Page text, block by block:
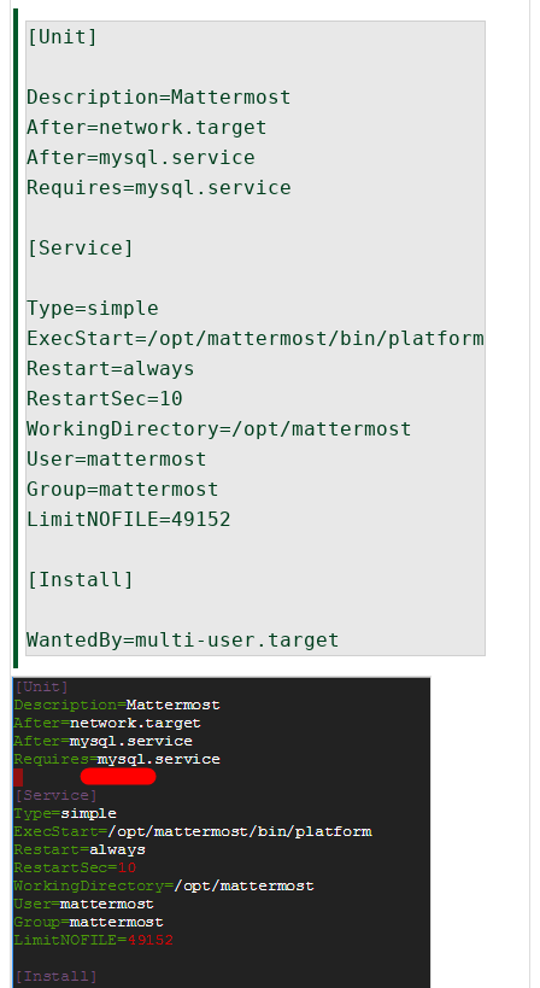
[Unit]
Description=Mattermost
After=network.target
After=mysql.service
Requires=mysql.service
[Service]
Type=simple
ExecStart=/opt/mattermost/bin/platform
Restart=always
RestartSec=10
WorkingDirectory=/opt/mattermost
User=mattermost
Group=mattermost
LimitNOFILE=49152
[Install]
WantedBy=multi-user.target